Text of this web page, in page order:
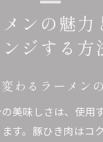
ーメンのおいしさを
メンの定番レシピと
肉をプラスすると何
味がスープに与え
ンの魅力
ジする方
わるラーメン
美味しさは、使用
す。豚ひき肉はコ